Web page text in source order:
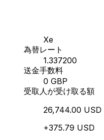
Xe
為替レート
1.337200
送金手数料
0 GBP
受取人が受け取る額
26,744.00 USD
+375.79 USD